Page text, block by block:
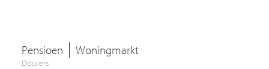
Pensioen Woningmarkt
Dossiers